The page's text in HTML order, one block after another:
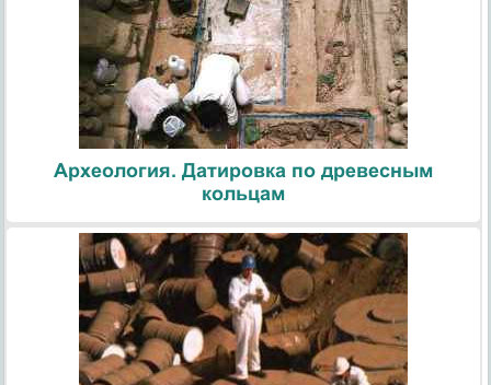
Археология. Датировка по древесным
кольцам